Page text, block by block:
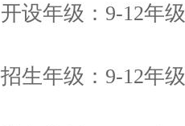
开设年级：9-12年级
招生年级：9-12年级